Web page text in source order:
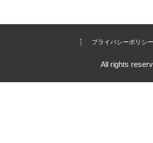
プライバシーポリシー
All rights